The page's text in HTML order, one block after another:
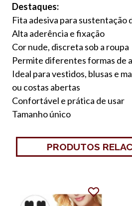
Destaques:
Fita adesiva para sustentação
Alta aderência e fixação
Cor nude, discreta sob a roupa
Permite diferentes formas de
Ideal para vestidos, blusas e
ou costas abertas
Confortável e prática de usar
Tamanho único
PRODUTOS